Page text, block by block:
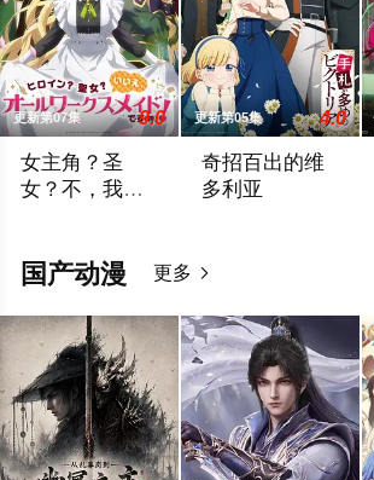
更新第07集 9.0
女主角？圣
女？不，我是
更新第05集 4.0
奇招百出的维
多利亚
国产动漫 更多 